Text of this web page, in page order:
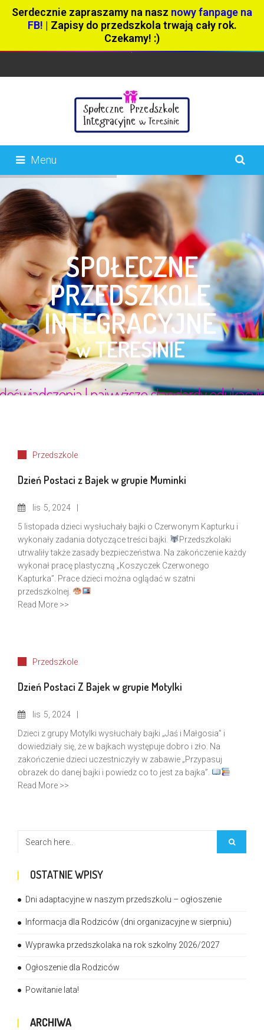
Serdecznie zapraszamy na nasz nowy fanpage na
FB! | Zapisy do przedszkola trwają cały rok.
Czekamy! :)
Menu
Przedszkole
Dzień Postaci z Bajek w grupie Muminki
lis 5, 2024
5 listopada dzieci wysłuchały bajki o Czerwonym Kapturku i
wykonały zadania dotyczące treści bajki.
Przedszkolaki
utrwaliły także zasady bezpieczeństwa. Na zakończenie każdy
wykonał pracę plastyczną „Koszyczek Czerwonego
Kapturka”. Prace dzieci można oglądać w szatni
przedszkolnej.
Read More >>
Przedszkole
Dzień Postaci Z Bajek w grupie Motylki
lis 5, 2024
Dzieci z grupy Motylki wysłuchały bajki „Jaś i Małgosia” i
dowiedziały się, że w bajkach występuje dobro i zło. Na
zakończenie dzieci uczestniczyły w zabawie „Przypasuj
obrazek do danej bajki i powiedz co to jest za bajka”.
Read More >>
OSTATNIE WPISY
Dni adaptacyjne w naszym przedszkolu – ogłoszenie
Informacja dla Rodziców (dni organizacyjne w sierpniu)
Wyprawka przedszkolaka na rok szkolny 2026/2027
Ogłoszenie dla Rodziców
Powitanie lata!
ARCHIWA